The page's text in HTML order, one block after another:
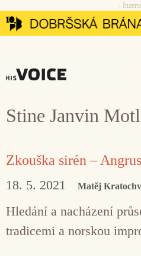
Přeskočit
na
-
Stine Janvin
Zkouška sirén –
18. 5. 2021 Matěj
Hledání a nacházení
tradicemi a norskou